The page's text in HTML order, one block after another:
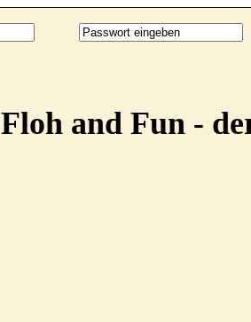
Floh and Fun -